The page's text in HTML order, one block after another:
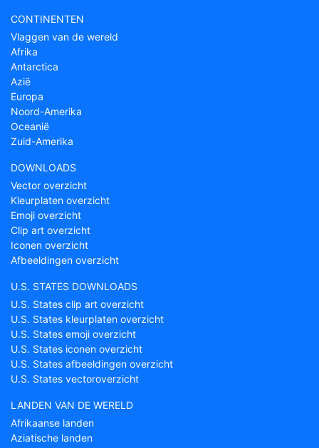
CONTINENTEN
Vlaggen van de wereld
Afrika
Antarctica
Azië
Europa
Noord-Amerika
Oceanië
Zuid-Amerika
DOWNLOADS
Vector overzicht
Kleurplaten overzicht
Emoji overzicht
Clip art overzicht
Iconen overzicht
Afbeeldingen overzicht
U.S. STATES DOWNLOADS
U.S. States clip art overzicht
U.S. States kleurplaten overzicht
U.S. States emoji overzicht
U.S. States iconen overzicht
U.S. States afbeeldingen overzicht
U.S. States vectoroverzicht
LANDEN VAN DE WERELD
Afrikaanse landen
Aziatische landen